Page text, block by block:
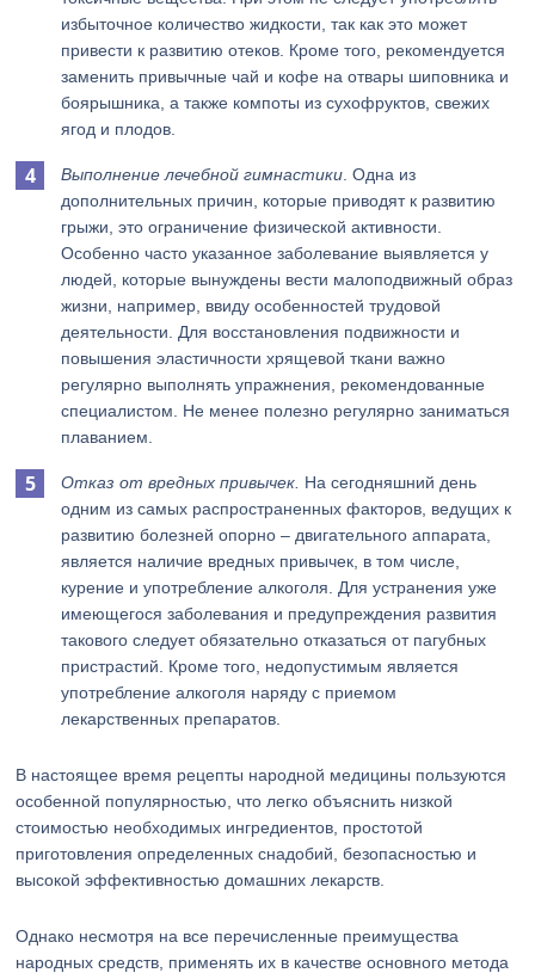
избыточное количество жидкости, так как это может
привести к развитию отеков. Кроме того, рекомендуется
заменить привычные чай и кофе на отвары шиповника и
боярышника, а также компоты из сухофруктов, свежих
ягод и плодов.
Выполнение лечебной гимнастики . Одна из
дополнительных причин, которые приводят к развитию
грыжи, это ограничение физической активности.
Особенно часто указанное заболевание выявляется у
людей, которые вынуждены вести малоподвижный образ
жизни, например, ввиду особенностей трудовой
деятельности. Для восстановления подвижности и
повышения эластичности хрящевой ткани важно
регулярно выполнять упражнения, рекомендованные
специалистом. Не менее полезно регулярно заниматься
плаванием.
Отказ от вредных привычек. На сегодняшний день
одним из самых распространенных факторов, ведущих к
развитию болезней опорно – двигательного аппарата,
является наличие вредных привычек, в том числе,
курение и употребление алкоголя. Для устранения уже
имеющегося заболевания и предупреждения развития
такового следует обязательно отказаться от пагубных
пристрастий. Кроме того, недопустимым является
употребление алкоголя наряду с приемом
лекарственных препаратов.
В настоящее время рецепты народной медицины пользуются
особенной популярностью, что легко объяснить низкой
стоимостью необходимых ингредиентов, простотой
приготовления определенных снадобий, безопасностью и
высокой эффективностью домашних лекарств.
Однако несмотря на все перечисленные преимущества
народных средств, применять их в качестве основного метода